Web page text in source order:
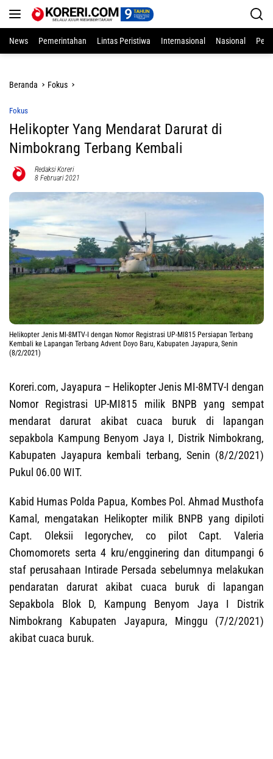
News
Pemerintahan Lintas Peristiwa Internasional Nasional
Beranda Fokus
Fokus
Helikopter Yang Mendarat Darurat di
Nimbokrang Terbang Kembali
Redaksi Koreri
8 Februari 2021
Helikopter Jenis MI-8MTV-I dengan Nomor Registrasi UP-MI815 Persiapan Terbang
Kembali ke Lapangan Terbang Advent Doyo Baru, Kabupaten Jayapura, Senin
(8/2/2021)
Koreri.com, Jayapura – Helikopter Jenis MI-8MTV-I dengan
Nomor Registrasi UP-MI815 milik BNPB yang sempat
mendarat darurat akibat cuaca buruk di lapangan
sepakbola Kampung Benyom Jaya I, Distrik Nimbokrang,
Kabupaten Jayapura kembali terbang, Senin (8/2/2021)
Pukul 06.00 WIT.
Kabid Humas Polda Papua, Kombes Pol. Ahmad Musthofa
Kamal, mengatakan Helikopter milik BNPB yang dipiloti
Capt. Oleksii Iegorychev, co pilot Capt. Valeria
Chomomorets serta 4 kru/engginering dan ditumpangi 6
staf perusahaan Intirade Persada sebelumnya melakukan
pendaratan darurat akibat cuaca buruk di lapangan
Sepakbola Blok D, Kampung Benyom Jaya I Distrik
Nimbokrang Kabupaten Jayapura, Minggu (7/2/2021)
akibat cuaca buruk.